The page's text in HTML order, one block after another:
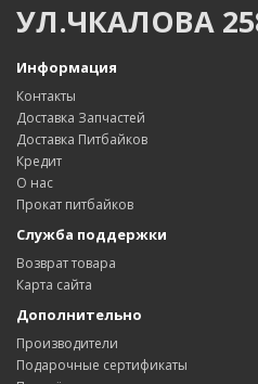
УЛ.ЧКАЛОВА
Информация
Контакты
Доставка Запчастей
Доставка Питбайков
Кредит
О нас
Прокат питбайков
Служба поддержки
Возврат товара
Карта сайта
Дополнительно
Производители
Подарочные сертификаты